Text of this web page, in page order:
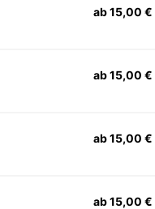
ab 15,00 €
ab 15,00 €
ab 15,00 €
ab 15,00 €